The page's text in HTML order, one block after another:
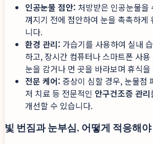
인공눈물 점안: 처방받은 인공눈물을
껴지기 전에 점안하여 눈을 촉촉하게
니다.
환경 관리: 가습기를 사용하여 실내
하고, 장시간 컴퓨터나 스마트폰 사
눈을 감거나 먼 곳을 바라보며 휴식
전문 케어: 증상이 심할 경우, 눈물점
저 치료 등 전문적인 안구건조증 관리
개선할 수 있습니다.
빛 번짐과 눈부심, 어떻게 적응해